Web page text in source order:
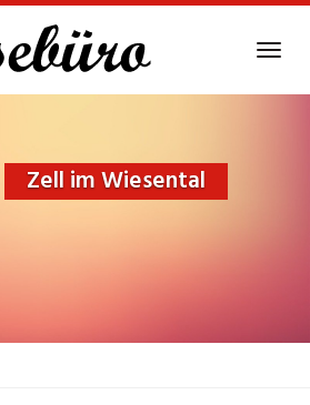
Zell im Wiesental